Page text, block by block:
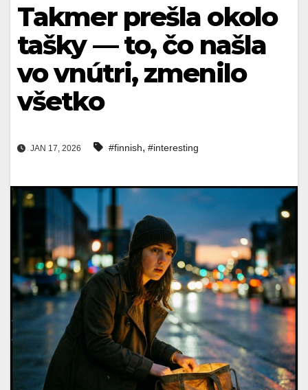
Takmer prešla okolo
tašky — to, čo našla
vo vnútri, zmenilo
všetko
JAN 17, 2026 #finnish, #interesting